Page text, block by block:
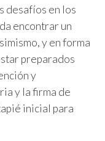
desafíos en los
encontrar un
y en forma
preparados
y
y la firma de
inicial para